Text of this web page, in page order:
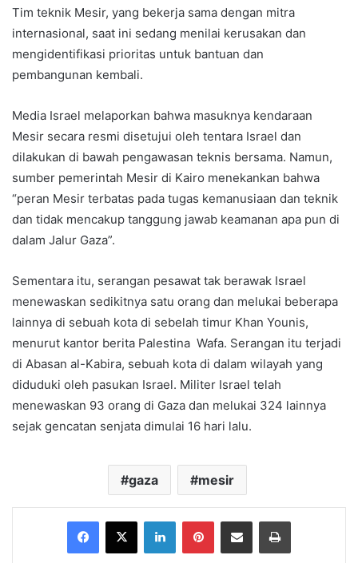
Tim teknik Mesir, yang bekerja sama dengan mitra
internasional, saat ini sedang menilai kerusakan dan
mengidentifikasi prioritas untuk bantuan dan
pembangunan kembali.
Media Israel melaporkan bahwa masuknya kendaraan
Mesir secara resmi disetujui oleh tentara Israel dan
dilakukan di bawah pengawasan teknis bersama. Namun,
sumber pemerintah Mesir di Kairo menekankan bahwa
“peran Mesir terbatas pada tugas kemanusiaan dan teknik
dan tidak mencakup tanggung jawab keamanan apa pun di
dalam Jalur Gaza”.
Sementara itu, serangan pesawat tak berawak Israel
menewaskan sedikitnya satu orang dan melukai beberapa
lainnya di sebuah kota di sebelah timur Khan Younis,
menurut kantor berita Palestina Wafa. Serangan itu terjadi
di Abasan al-Kabira, sebuah kota di dalam wilayah yang
diduduki oleh pasukan Israel. Militer Israel telah
menewaskan 93 orang di Gaza dan melukai 324 lainnya
sejak gencatan senjata dimulai 16 hari lalu.
gaza mesir
Facebook
X LinkedInPinterestShare via Email Print